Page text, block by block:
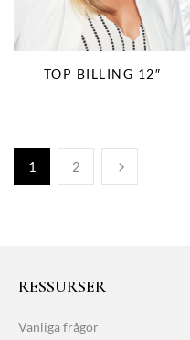
TOP BILLING 12″
1 2
RESSURSER
Vanliga frågor